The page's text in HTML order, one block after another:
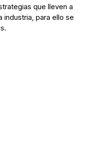
que lleven a
industria, para ello se